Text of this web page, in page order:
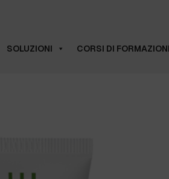
SOLUZIONI CORSI DI